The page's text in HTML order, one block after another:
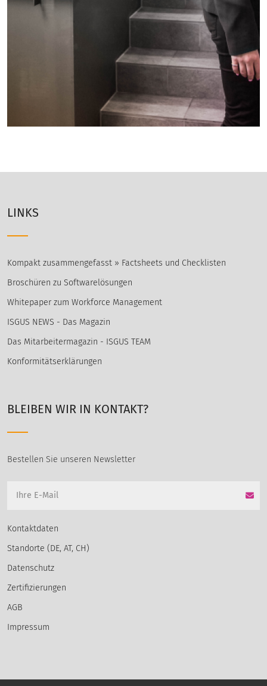
LINKS
Kompakt zusammengefasst » Factsheets und Checklisten
Broschüren zu Softwarelösungen
Whitepaper zum Workforce Management
ISGUS NEWS - Das Magazin
Das Mitarbeitermagazin - ISGUS TEAM
Konformitätserklärungen
BLEIBEN WIR IN KONTAKT?
Bestellen Sie unseren Newsletter
Kontaktdaten
Standorte (DE, AT, CH)
Datenschutz
Zertifizierungen
AGB
Impressum